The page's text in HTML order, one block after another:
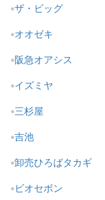
ザ・ビッグ
オオゼキ
阪急オアシス
イズミヤ
三杉屋
吉池
卸売ひろばタカギ
ビオセボン